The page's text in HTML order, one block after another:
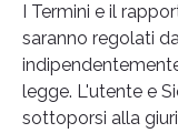
I Termini e il
saranno regolati
legge. L'utente e
sottoporsi alla